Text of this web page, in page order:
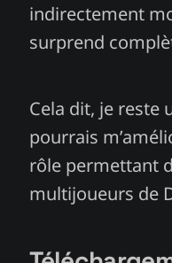
indirectement
surprend
Cela dit, je reste
pourrais
rôle permettant
multijoueurs de